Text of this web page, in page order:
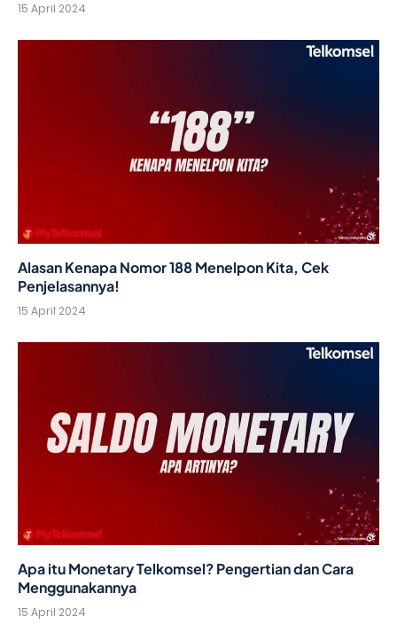
15 April 2024
Alasan Kenapa Nomor 188 Menelpon Kita, Cek
Penjelasannya!
15 April 2024
Apa itu Monetary Telkomsel? Pengertian dan Cara
Menggunakannya
15 April 2024